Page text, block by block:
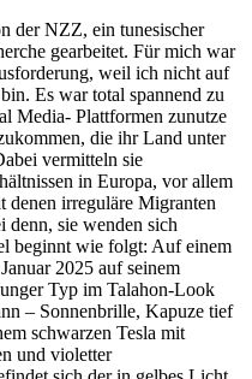
der NZZ, ein tunesischer
gearbeitet. Für mich war
weil ich nicht auf
Es war total spannend zu
Media- Plattformen zunutze
die ihr Land unter
vermitteln sie
in Europa, vor allem
denen irreguläre Migranten
sie wenden sich
beginnt wie folgt: Auf einem
2025 auf seinem
Typ im Talahon-Look
– Sonnenbrille, Kapuze tief
schwarzen Tesla mit
und violetter